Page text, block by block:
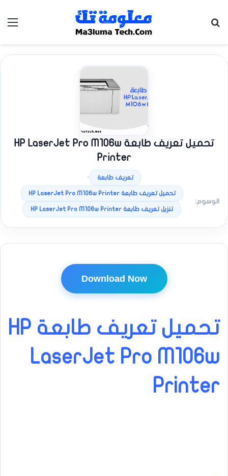
تحميل تعريف طابعة HP LaserJet Pro M106w
Printer
تعريف طابعة •
الوسوم:
تحميل تعريف طابعة HP LaserJet Pro M106w Printer
تنزيل تعريف طابعة HP LaserJet Pro M106w Printer
Download Now
تحميل تعريف طابعة HP
LaserJet Pro M106w
Printer